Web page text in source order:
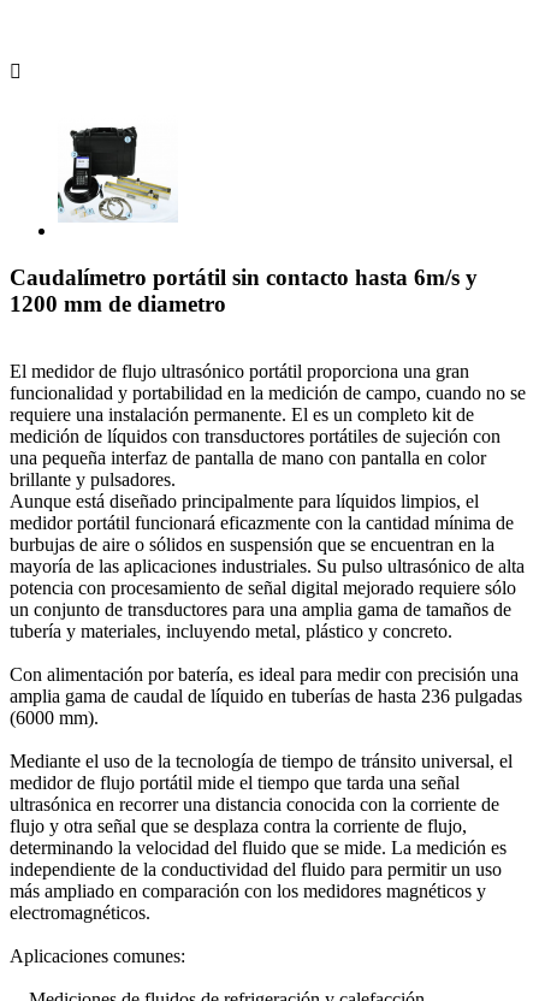

Caudalímetro portátil sin contacto hasta 6m/s y
1200 mm de diametro
El medidor de flujo ultrasónico portátil proporciona una gran
funcionalidad y portabilidad en la medición de campo, cuando no se
requiere una instalación permanente. El es un completo kit de
medición de líquidos con transductores portátiles de sujeción con
una pequeña interfaz de pantalla de mano con pantalla en color
brillante y pulsadores.
Aunque está diseñado principalmente para líquidos limpios, el
medidor portátil funcionará eficazmente con la cantidad mínima de
burbujas de aire o sólidos en suspensión que se encuentran en la
mayoría de las aplicaciones industriales. Su pulso ultrasónico de alta
potencia con procesamiento de señal digital mejorado requiere sólo
un conjunto de transductores para una amplia gama de tamaños de
tubería y materiales, incluyendo metal, plástico y concreto.
Con alimentación por batería, es ideal para medir con precisión una
amplia gama de caudal de líquido en tuberías de hasta 236 pulgadas
(6000 mm).
Mediante el uso de la tecnología de tiempo de tránsito universal, el
medidor de flujo portátil mide el tiempo que tarda una señal
ultrasónica en recorrer una distancia conocida con la corriente de
flujo y otra señal que se desplaza contra la corriente de flujo,
determinando la velocidad del fluido que se mide. La medición es
independiente de la conductividad del fluido para permitir un uso
más ampliado en comparación con los medidores magnéticos y
electromagnéticos.
Aplicaciones comunes: